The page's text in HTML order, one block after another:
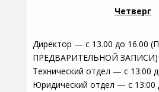
Четверг
Директор — с 13.00 до 16.00
ПРЕДВАРИТЕЛЬНОЙ ЗАПИСИ)
Технический отдел — с 13:00
Юридический отдел — с 13:00